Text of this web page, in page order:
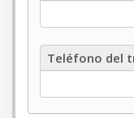
Teléfono
del
Teléfono del